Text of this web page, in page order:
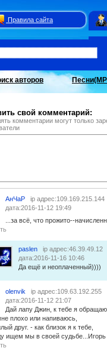
Правила сайта
авторов
свой комментарий:
комментарии могут только
АнЧаР
ip адрес:109.169.215.144
дата:2016-11-12 19:49
...за всё, что прожито--
paslen
ip адрес:46.39.49.12
дата:2016-11-16 10:46
Да ещё и неоплаченный))))
olenvik
ip адрес:109.63.192.255
дата:2016-11-12 21:07
Дай лапу Джин, к тебе я
плохо или напиваюсь,
друг. - как близок я к тебе,
ищем мы в своей судьбе...Игорь